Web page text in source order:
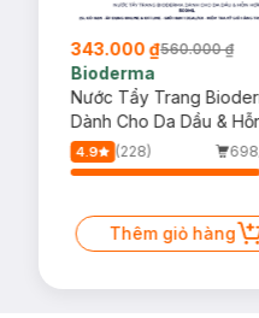
343.000 ₫560.000 ₫
Bioderma
Nước Tẩy Trang
Dành Cho Da Dầu &
500ml
4.9 (228)
Thêm giỏ hàng